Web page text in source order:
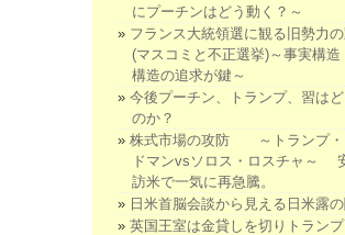
にプーチンはどう動く？～
フランス大統領選に観る旧勢力の
(マスコミと不正選挙)～事実構造
構造の追求が鍵～
今後プーチン、トランプ、習はど
のか？
株式市場の攻防 ～トランプ・
ドマンvsソロス・ロスチャ～
訪米で一気に再急騰。
日米首脳会談から見える日米露
英国王室は金貸しを切りトラン